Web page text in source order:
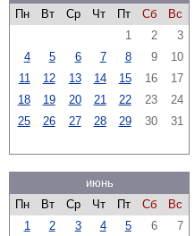
Пн
Вт Ср Чт Пт Сб
Вс
1
2
3
4
5 6 7 8 9
10
11
12 13 14 15 16
17
18
19 20 21 22 23
24
25
26 27 28 29 30 31
июнь
Пн
Вт Ср Чт Пт Сб
Вс
1
2 3 4 5 6
7